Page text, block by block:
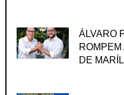
ÁLVARO
DE